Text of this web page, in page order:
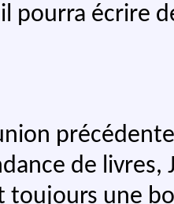
pourra écrire
de
toujours une